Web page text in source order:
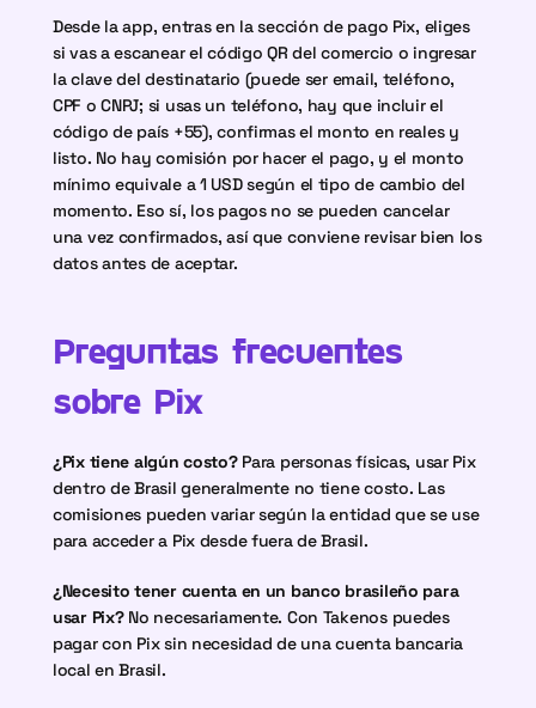
Desde la app, entras en la sección de pago Pix, eliges
si vas a escanear el código QR del comercio o ingresar
la clave del destinatario (puede ser email, teléfono,
CPF o CNPJ; si usas un teléfono, hay que incluir el
código de país +55), confirmas el monto en reales y
listo. No hay comisión por hacer el pago, y el monto
mínimo equivale a 1 USD según el tipo de cambio del
momento. Eso sí, los pagos no se pueden cancelar
una vez confirmados, así que conviene revisar bien los
datos antes de aceptar.
Preguntas frecuentes
sobre Pix
¿Pix tiene algún costo? Para personas físicas, usar Pix
dentro de Brasil generalmente no tiene costo. Las
comisiones pueden variar según la entidad que se use
para acceder a Pix desde fuera de Brasil.
¿Necesito tener cuenta en un banco brasileño para
usar Pix? No necesariamente. Con Takenos puedes
pagar con Pix sin necesidad de una cuenta bancaria
local en Brasil.